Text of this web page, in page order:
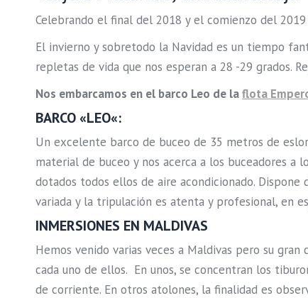
Celebrando el final del 2018 y el comienzo del 2019
El invierno y sobretodo la Navidad es un tiempo
repletas de vida que nos esperan a 28 -29 grados.
Nos embarcamos en el barco Leo de laflota
BARCO «LEO«:
Un excelente barco de buceo de 35 metros de
material de buceo y nos acerca a los buceadores a
dotados todos ellos de aire acondicionado. Dispone
variada y la tripulación es atenta y profesional, en
INMERSIONES EN MALDIVAS
Hemos venido varias veces a Maldivas pero su
cada uno de ellos. En unos, se concentran los
de corriente. En otros atolones, la finalidad es